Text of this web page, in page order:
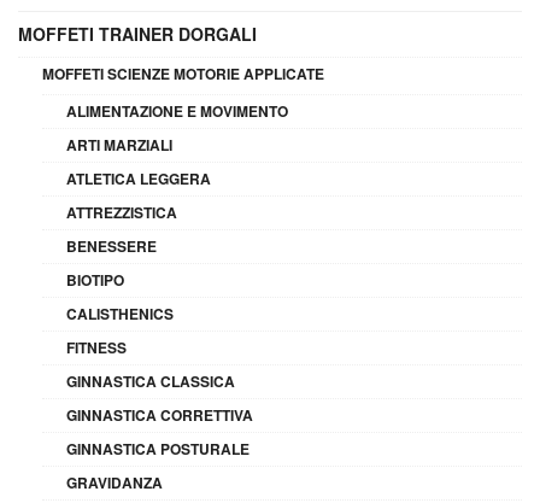
MOFFETI TRAINER DORGALI
MOFFETI SCIENZE MOTORIE APPLICATE
ALIMENTAZIONE E MOVIMENTO
ARTI MARZIALI
ATLETICA LEGGERA
ATTREZZISTICA
BENESSERE
BIOTIPO
CALISTHENICS
FITNESS
GINNASTICA CLASSICA
GINNASTICA CORRETTIVA
GINNASTICA POSTURALE
GRAVIDANZA